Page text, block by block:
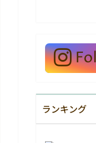
ランキング